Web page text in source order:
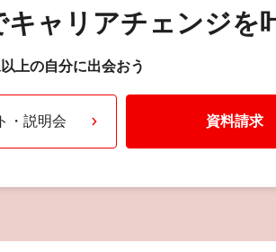
キャリアチェンジを
上の自分に出会おう
・説明会 資料請求